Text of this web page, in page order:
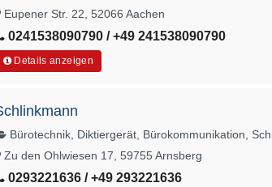
Eupener Str. 22, 52066 Aachen
0241538090790 / +49 241538090790
Details anzeigen
Bürotechnik, Diktiergerät, Bürokommunikation,
Zu den Ohlwiesen 17, 59755 Arnsberg
0293221636 / +49 293221636